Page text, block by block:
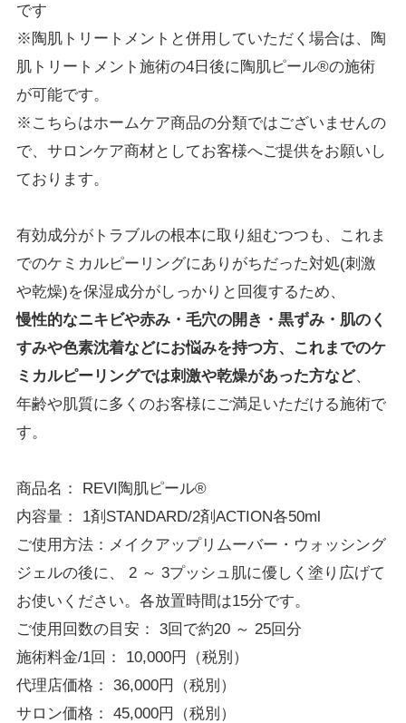
です
※陶肌トリートメントと併用していただく場合は、陶
肌トリートメント施術の4日後に陶肌ピール®の施術
が可能です。
※こちらはホームケア商品の分類ではございませんの
で、サロンケア商材としてお客様へご提供をお願いし
ております。
有効成分がトラブルの根本に取り組むつつも、これま
でのケミカルピーリングにありがちだった対処(刺激
や乾燥)を保湿成分がしっかりと回復するため、
慢性的なニキビや赤み・毛穴の開き・黒ずみ・肌のく
すみや色素沈着などにお悩みを持つ方、これまでのケ
ミカルピーリングでは刺激や乾燥があった方など、
年齢や肌質に多くのお客様にご満足いただける施術で
す。
商品名： REVI陶肌ピール®
内容量： 1剤 STANDARD/2剤 ACTION各50ml
ご使用方法：メイクアップリムーバー・ウォッシング
ジェルの後に、 2～ 3プッシュ肌に優しく塗り広げて
お使いください。各放置時間は15分です。
ご使用回数の目安： 3回で約20～ 25回分
施術料金/1回： 10,000円（税別）
代理店価格： 36,000円（税別）
サロン価格： 45,000円（税別）